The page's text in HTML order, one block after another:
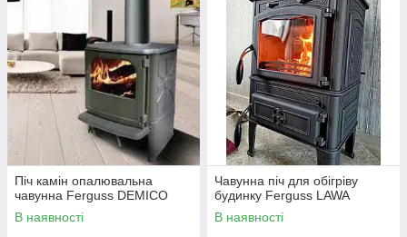
Піч камін опалювальна
чавунна Ferguss DEMICO
В наявності
Чавунна піч для обігріву
будинку Ferguss LAWA
В наявності